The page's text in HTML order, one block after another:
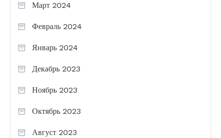
Март 2024
Февраль 2024
Январь 2024
Декабрь 2023
Ноябрь 2023
Октябрь 2023
Август 2023